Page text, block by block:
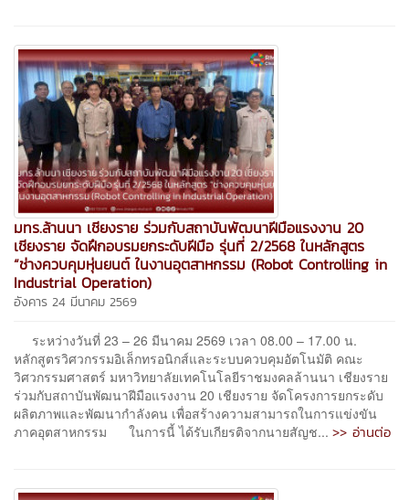
มทร.ล้านนา เชียงราย ร่วมกับสถาบันพัฒนาฝีมือแรงงาน 20
เชียงราย จัดฝึกอบรมยกระดับฝีมือ รุ่นที่ 2/2568 ในหลักสูตร
“ช่างควบคุมหุ่นยนต์ ในงานอุตสาหกรรม (Robot Controlling in
Industrial Operation)
อังคาร 24 มีนาคม 2569
ระหว่างวันที่ 23 – 26 มีนาคม 2569 เวลา 08.00 – 17.00 น.
หลักสูตรวิศวกรรมอิเล็กทรอนิกส์และระบบควบคุมอัตโนมัติ คณะ
วิศวกรรมศาสตร์ มหาวิทยาลัยเทคโนโลยีราชมงคลล้านนา เชียงราย
ร่วมกับสถาบันพัฒนาฝีมือแรงงาน 20 เชียงราย จัดโครงการยกระดับ
ผลิตภาพและพัฒนากำลังคน เพื่อสร้างความสามารถในการแข่งขัน
ภาคอุตสาหกรรม ในการนี้ ได้รับเกียรติจากนายสัญช... >> อ่านต่อ